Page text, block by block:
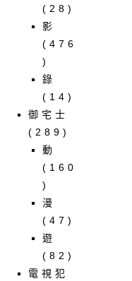
(28)
影
(476
)
錄
(14)
御宅士
(289)
動
(160
)
漫
(47)
遊
(82)
電視犯